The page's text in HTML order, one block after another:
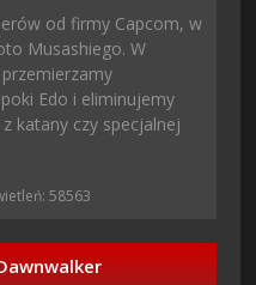
od firmy Capcom, w
Musashiego. W
Edo i eliminujemy
katany czy specjalnej
58563